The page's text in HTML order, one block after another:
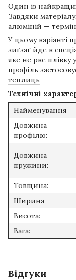
Один із
Завдяки
алюміній — термін
У цьому варіанті
зиґзаґ йде в
яке не рве плівку
профіль
теплиць
Технічні
Найменування
Довжина
профілю:
Довжина
пружини:
Товщина:
Ширина
Висота:
Вага:
Відгуки